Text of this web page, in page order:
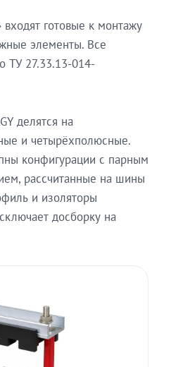
готовые к монтажу
элементы. Все
ТУ 27.33.13-014-
делятся на
и четырёхполюсные.
конфигурации с парным
рассчитанные на шины
и изоляторы
досборку на